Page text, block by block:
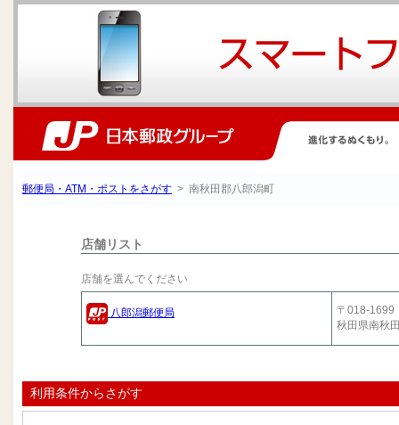
郵便局・ATM・ポストをさがす > 南秋田郡八郎潟町
店舗リスト
店舗を選んでください
八郎潟郵便局
〒018-1699
秋田県南秋
利用条件からさがす